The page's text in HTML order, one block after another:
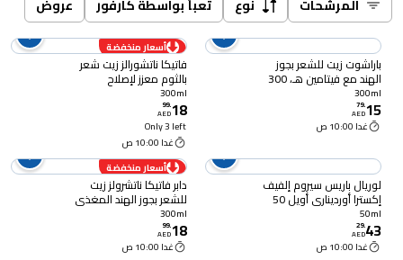
المرشحات نوع تُعبأ بواسطة كارفور عروض
باراشوت زيت للشعر بجوز
الهند مع فيتامين هـ، 300
ملل
300ml
15
.
79
AED
غدا 10:00 ص
أسعار منخفضة
فاتيكا ناتشورالز زيت شعر
بالثوم معزز لإصلاح
واستعادة الشعر 300 ملل
300ml
18
.
99
AED
Only 3 left
غدا 10:00 ص
لوريال باريس سيروم إلفيف
إكسترا أورديناري أويل 50
ملل، لجميع أنواع الشعر
50ml
43
.
29
AED
غدا 10:00 ص
أسعار منخفضة
دابر فاتيكا ناتشرولز زيت
للشعر بجوز الهند المغذي
ملل
300ml
18
.
99
AED
غدا 10:00 ص